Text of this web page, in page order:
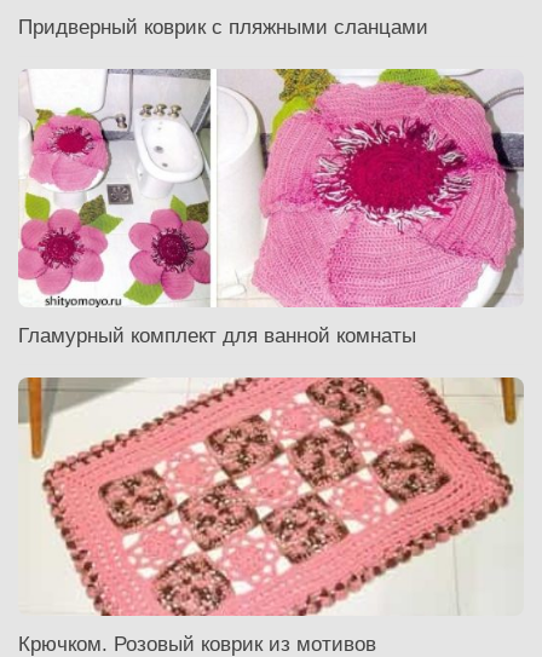
Придверный коврик с пляжными сланцами
Гламурный комплект для ванной комнаты
Крючком. Розовый коврик из мотивов